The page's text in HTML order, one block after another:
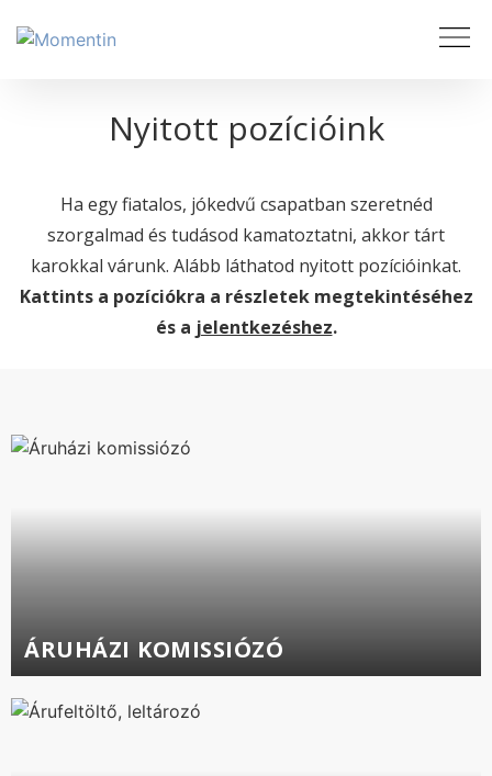
Nyitott pozícióink
Ha egy fiatalos, jókedvű csapatban szeretnéd
szorgalmad és tudásod kamatoztatni, akkor tárt
karokkal várunk. Alább láthatod nyitott pozícióinkat.
Kattints a pozíciókra a részletek megtekintéséhez
és a jelentkezéshez.
ÁRUHÁZI KOMISSIÓZÓ